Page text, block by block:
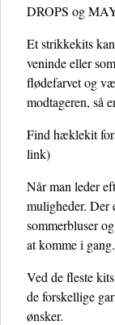
DROPS og
Et strikkekits
veninde eller
flødefarvet og
modtageren, så
Find hæklekit
link)
Når man leder
muligheder. Der
sommerbluser
at komme i gang.
Ved de fleste
de forskellige
ønsker.